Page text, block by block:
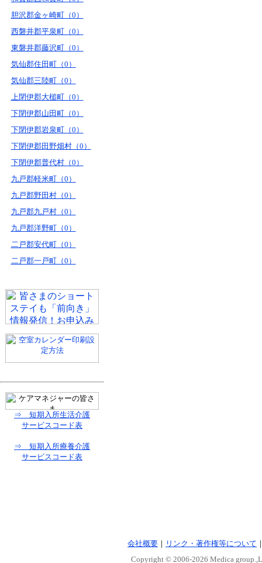
胆沢郡金ヶ崎町（0）
西磐井郡平泉町（0）
東磐井郡藤沢町（0）
気仙郡住田町（0）
気仙郡三陸町（0）
上閉伊郡大槌町（0）
下閉伊郡山田町（0）
下閉伊郡岩泉町（0）
下閉伊郡田野畑村（0）
下閉伊郡普代村（0）
九戸郡軽米町（0）
九戸郡野田村（0）
九戸郡九戸村（0）
九戸郡洋野町（0）
二戸郡安代町（0）
二戸郡一戸町（0）
⇒ 短期入所生活介護
サービスコード表
⇒ 短期入所療養介護
サービスコード表
会社概要 ｜ リンク・著作権等について
Copyright © 2006-2026 Medica